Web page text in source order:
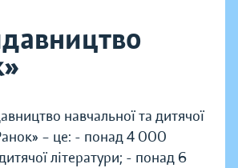
навчальної та дитячої
– це: - понад 4 000
літератури; - понад 6